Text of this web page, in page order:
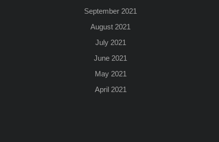
September 2021
August 2021
July 2021
June 2021
May 2021
April 2021